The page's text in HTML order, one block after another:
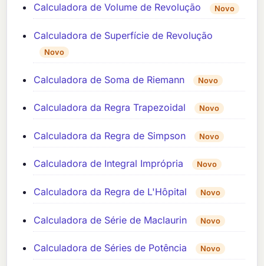
Calculadora de Volume de Revolução Novo
Calculadora de Superfície de Revolução
Novo
Calculadora de Soma de Riemann Novo
Calculadora da Regra Trapezoidal Novo
Calculadora da Regra de Simpson Novo
Calculadora de Integral Imprópria Novo
Calculadora da Regra de L'Hôpital Novo
Calculadora de Série de Maclaurin Novo
Calculadora de Séries de Potência Novo